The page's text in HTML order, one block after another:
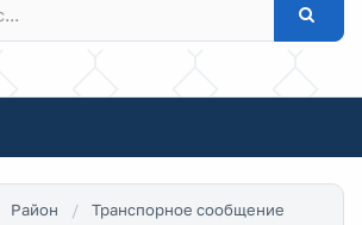
Район
Транспорное сообщение